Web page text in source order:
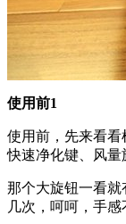
使用前1
使用前，先来看看
快速净化键、风量
那个大旋钮一看
几次，呵呵，手感